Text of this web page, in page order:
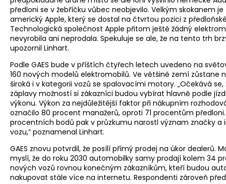
předloni se v žebříčku vůbec neobjevilo. Velkým skokanem je
americký Apple, který se dostal na čtvrtou pozici z
Technologická společnost Apple přitom ještě žádný
nevyrobila ani neprodala. Spekuluje se ale, že na tento trh
upozornil Linhart.
Podle GAES bude v příštích čtyřech letech uvedeno na
160 nových modelů elektromobilů. Ve většině zemí zůstane
široká i v kategorii vozů se spalovacími motory. „Očekává
záplavy možností si zákazníci budou vybírat hlavně podle
výkonu. Výkon za nejdůležitější faktor při nákupním
označilo 80 procent manažerů, oproti 71 procentům
procentních bodů pak v průzkumu narostl význam značky a
vozu,“ poznamenal Linhart.
GAES znovu potvrdil, že posílí přímý prodej na úkor dealerů.
myslí, že do roku 2030 automobilky samy prodají kolem 34
nových vozů rovnou konečným zákazníkům, kteří budou
nakupovat stále více na internetu. Respondenti zároveň